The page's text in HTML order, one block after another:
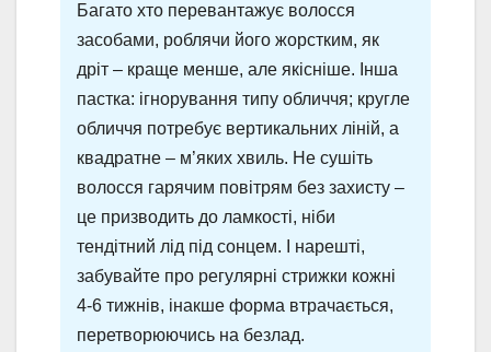
Багато хто перевантажує волосся
засобами, роблячи його жорстким, як
дріт – краще менше, але якісніше. Інша
пастка: ігнорування типу обличчя; кругле
обличчя потребує вертикальних ліній, а
квадратне – м’яких хвиль. Не сушіть
волосся гарячим повітрям без захисту –
це призводить до ламкості, ніби
тендітний лід під сонцем. І нарешті,
забувайте про регулярні стрижки кожні
4-6 тижнів, інакше форма втрачається,
перетворюючись на безлад.